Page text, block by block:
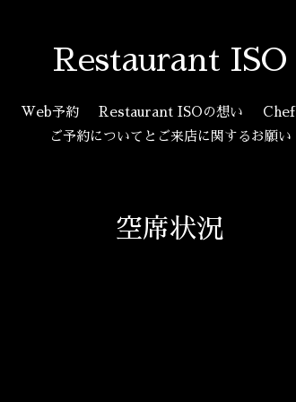
Restaurant ISO
Web予約 Restaurant ISOの想い Chef
ご予約についてとご来店に関するお願い
空席状況